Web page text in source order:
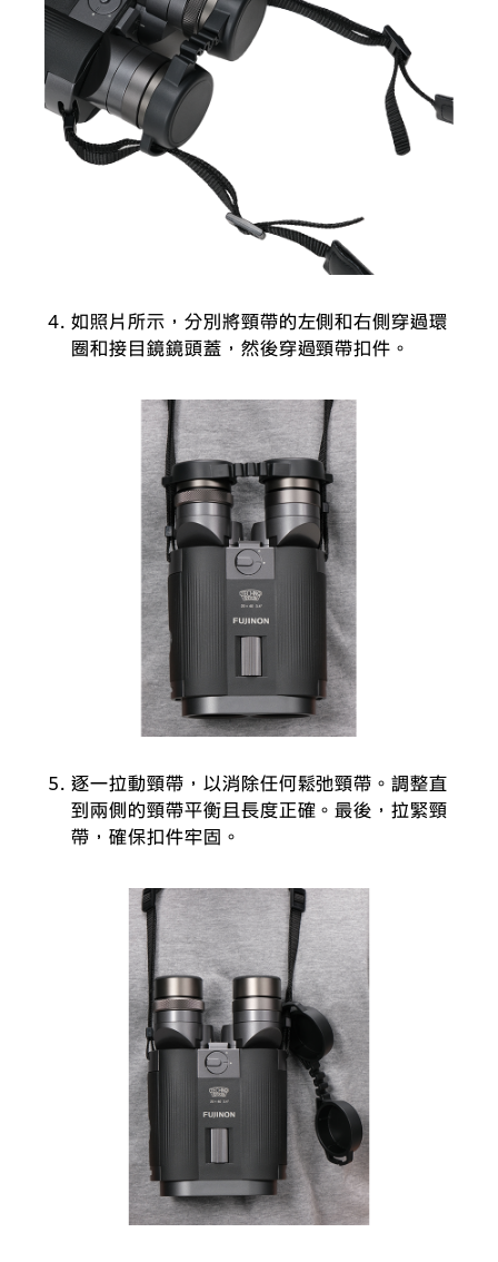
如照片所示，分別將頸帶的左側和右側穿過環
圈和接目鏡鏡頭蓋，然後穿過頸帶扣件。
逐一拉動頸帶，以消除任何鬆弛頸帶。調整直
到兩側的頸帶平衡且長度正確。最後，拉緊頸
帶，確保扣件牢固。